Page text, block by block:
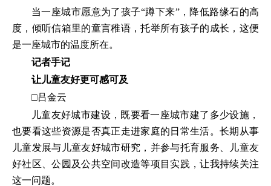
当一座城市愿意为了孩子“蹲下来”，降低路缘石的高
度，倾听信箱里的童言稚语，托举所有孩子的成长，这便
是一座城市的温度所在。
记者手记
让儿童友好更可感可及
□吕金云
儿童友好城市建设，既要看一座城市建了多少设施，
也要看这些资源是否真正走进家庭的日常生活。长期从事
儿童发展与儿童友好城市研究，并参与托育服务、儿童友
好社区、公园及公共空间改造等项目实践，让我持续关注
这一问题。